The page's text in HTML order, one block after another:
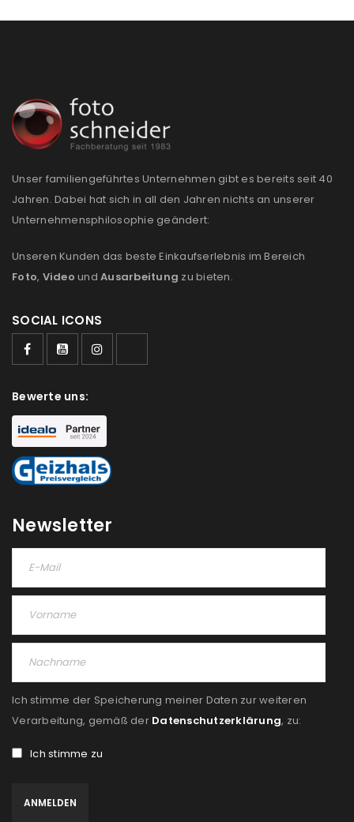
Unser familiengeführtes Unternehmen gibt es bereits seit 40
Jahren. Dabei hat sich in all den Jahren nichts an unserer
Unternehmensphilosophie geändert:
Unseren Kunden das beste Einkaufserlebnis im Bereich
Foto, Video und Ausarbeitung zu bieten.
SOCIAL ICONS
Bewerte uns:
Newsletter
Ich stimme der Speicherung meiner Daten zur weiteren
Verarbeitung, gemäß der Datenschutzerklärung, zu:
Ich stimme zu